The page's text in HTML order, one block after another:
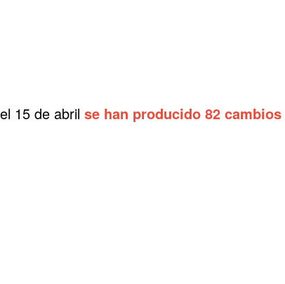
15 de abril se han producido 82 cambios